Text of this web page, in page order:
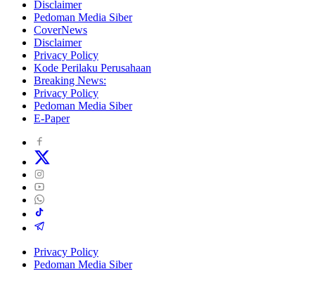
Disclaimer
Pedoman Media Siber
CoverNews
Disclaimer
Privacy Policy
Kode Perilaku Perusahaan
Breaking News:
Privacy Policy
Pedoman Media Siber
E-Paper
Privacy Policy
Pedoman Media Siber